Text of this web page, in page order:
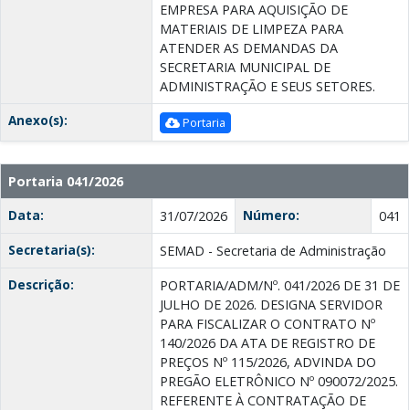
EMPRESA PARA AQUISIÇÃO DE
MATERIAIS DE LIMPEZA PARA
ATENDER AS DEMANDAS DA
SECRETARIA MUNICIPAL DE
ADMINISTRAÇÃO E SEUS SETORES.
Anexo(s):
Portaria
Portaria 041/2026
Data:
31/07/2026 Número:
041
Secretaria(s):
SEMAD - Secretaria de Administração
Descrição:
PORTARIA/ADM/Nº. 041/2026 DE 31 DE
JULHO DE 2026. DESIGNA SERVIDOR
PARA FISCALIZAR O CONTRATO Nº
140/2026 DA ATA DE REGISTRO DE
PREÇOS Nº 115/2026, ADVINDA DO
PREGÃO ELETRÔNICO Nº 090072/2025.
REFERENTE À CONTRATAÇÃO DE